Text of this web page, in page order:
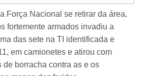
Força Nacional se retirar da área,
fortemente armados invadiu a
das sete na TI identificada e
em camionetes e atirou com
de borracha contra as e os